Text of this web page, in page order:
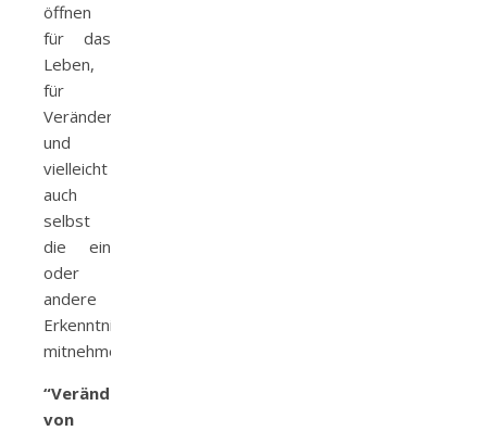
öffnen
für das
Leben,
für
Veränderungen
und
vielleicht
auch
selbst
die ein
oder
andere
Erkenntnis
mitnehmen.
“Veränderungsgetümmel”
von